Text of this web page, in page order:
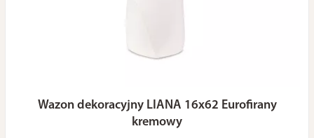
Wazon dekoracyjny LIANA 16x62 Eurofirany
kremowy